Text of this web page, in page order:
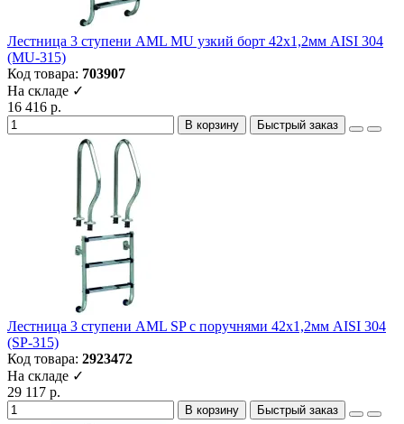
Лестница 3 ступени AML MU узкий борт 42х1,2мм AISI 304
(MU-315)
Код товара: 703907
На складе ✓
16 416 р.
В корзину Быстрый заказ
Лестница 3 ступени AML SP с поручнями 42х1,2мм AISI 304
(SP-315)
Код товара: 2923472
На складе ✓
29 117 р.
В корзину Быстрый заказ